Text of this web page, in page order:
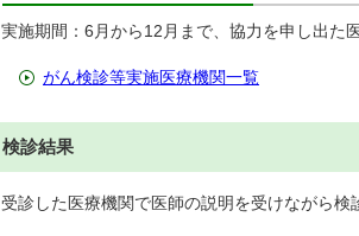
実施期間：6月から12月まで、協力を申し出た
がん検診等実施医療機関一覧
検診結果
受診した医療機関で医師の説明を受けながら検